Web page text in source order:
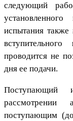
следующий
установленного
испытания
проводится не
дня ее подачи.
Поступающий
рассмотрении
поступающим